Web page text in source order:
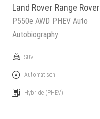
Land Rover Range Rover
P550e AWD PHEV Auto
Autobiography
SUV
Automatisch
Hybride (PHEV)